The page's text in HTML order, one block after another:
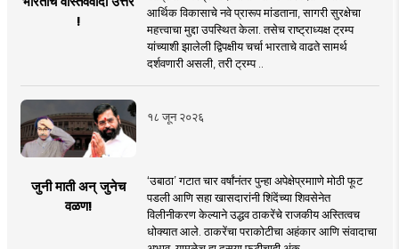
!
आर्थिक विकासाचे नवे प्रारूप मांडताना, सागरी सुरक्षेचा
महत्त्वाचा मुद्दा उपस्थित केला. तसेच राष्ट्राध्यक्ष ट्रम्प
यांच्याशी झालेली द्विपक्षीय चर्चा भारताचे वाढते सामर्थ
दर्शवणारी असली, तरी ट्रम्प ..
१८ जून २०२६
जुनी माती अन् जुनेच
वळण!
‘उबाठा’ गटात चार वर्षांनंतर पुन्हा अपेक्षेप्रमााणे मोठी फूट
पडली आणि सहा खासदारांनी शिंदेंच्या शिवसेनेत
विलीनीकरण केल्याने उद्धव ठाकरेंचे राजकीय अस्तित्वच
धोक्यात आले. ठाकरेंचा पराकोटीचा अहंकार आणि संवादाचा